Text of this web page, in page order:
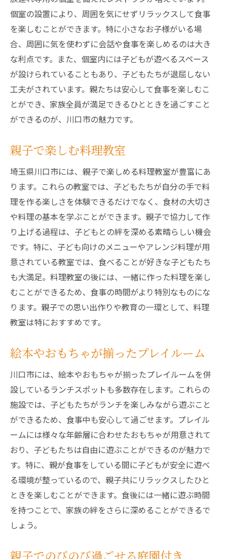
個室の設置により、周囲を気にせずリラックスして食事
を楽しむことができます。特に小さなお子様がいる場
合、周囲に気を使わずに会話や食事を楽しめるのは大き
な利点です。また、個室内には子どもが遊べるスペース
が設けられていることもあり、子どもたちが退屈しない
工夫がされています。親たちは安心して食事を楽しむこ
とができ、家族全員が満足できるひとときを過ごすこと
ができるのが、川口市の魅力です。
親子で楽しむ料理教室
埼玉県川口市には、親子で楽しめる料理教室が豊富にあ
ります。これらの教室では、子どもたちが自分の手で料
理を作る楽しさを体験できるだけでなく、食材の大切さ
や料理の基本を学ぶことができます。親子で協力して作
り上げる過程は、子どもとの絆を深める素晴らしい機会
です。特に、子ども向けのメニューやアレンジ料理が用
意されている教室では、食べることが好きな子どもたち
も大満足。料理教室の後には、一緒に作った料理を楽し
むことができるため、食事の時間がより特別なものにな
ります。親子での思い出作りや教育の一環として、料理
教室は特におすすめです。
絵本やおもちゃが揃ったプレイルーム
川口市には、絵本やおもちゃが揃ったプレイルームを併
設しているランチスポットも多数存在します。これらの
施設では、子どもたちがランチを楽しみながら遊ぶこと
ができるため、食事中も安心して過ごせます。プレイル
ームには様々な年齢層に合わせたおもちゃが用意されて
おり、子どもたちは自由に遊ぶことができるのが魅力で
す。特に、親が食事をしている間に子どもが安全に遊べ
る環境が整っているので、親子共にリラックスしたひと
ときを楽しむことができます。食後には一緒に遊ぶ時間
を持つことで、家族の絆をさらに深めることができるで
しょう。
親子でのびのび過ごせる庭園付き